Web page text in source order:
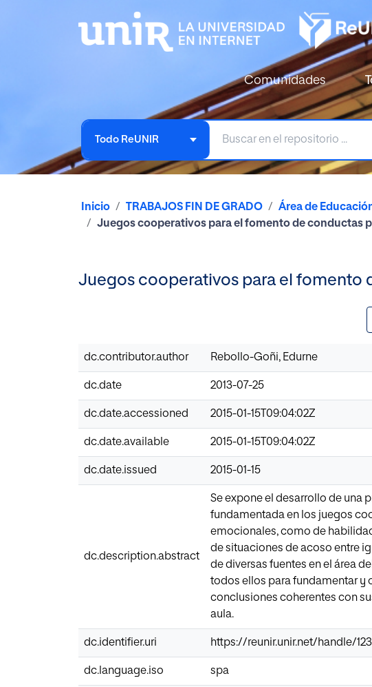
Comunidades
Todo ReUNIR
Inicio TRABAJOS FIN DE GRADO
Área de
Juegos cooperativos para el fomento de conductas
Juegos cooperativos para el fomento
dc.contributor.author Rebollo-Goñi, Edurne
dc.date 2013-07-25
dc.date.accessioned 2015-01-15T09:04:02Z
dc.date.available 2015-01-15T09:04:02Z
dc.date.issued 2015-01-15
dc.description.abstract
Se expone el desarrollo de una
fundamentada en los juegos
emocionales, como de
de situaciones de acoso entre
de diversas fuentes en el área
todos ellos para fundamentar y
conclusiones coherentes con
aula.
dc.identifier.uri https://reunir.unir.net/handle/
dc.language.iso spa